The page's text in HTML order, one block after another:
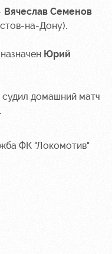
Вячеслав Семенов
на-Дону).
Юрий
судил домашний матч
ФК "Локомотив"